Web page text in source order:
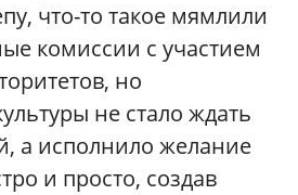
что-то такое мямлили
комиссии с участием
но
не стало ждать
а исполнило желание
и просто, создав